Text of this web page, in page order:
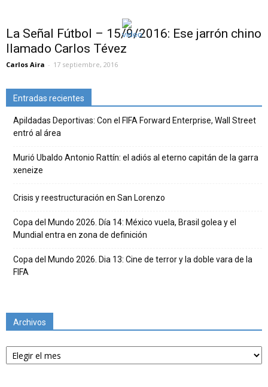
La Señal Fútbol – 15/9/2016: Ese jarrón chino
llamado Carlos Tévez
Carlos Aira - 17 septiembre, 2016
Entradas recientes
Apildadas Deportivas: Con el FIFA Forward Enterprise, Wall Street
entró al área
Murió Ubaldo Antonio Rattín: el adiós al eterno capitán de la garra
xeneize
Crisis y reestructuración en San Lorenzo
Copa del Mundo 2026. Día 14: México vuela, Brasil golea y el
Mundial entra en zona de definición
Copa del Mundo 2026. Dia 13: Cine de terror y la doble vara de la
FIFA
Archivos
Archivos